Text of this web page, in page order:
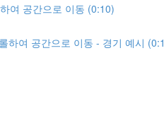
여 공간으로 이동 (0:10)
하여 공간으로 이동 - 경기 예시